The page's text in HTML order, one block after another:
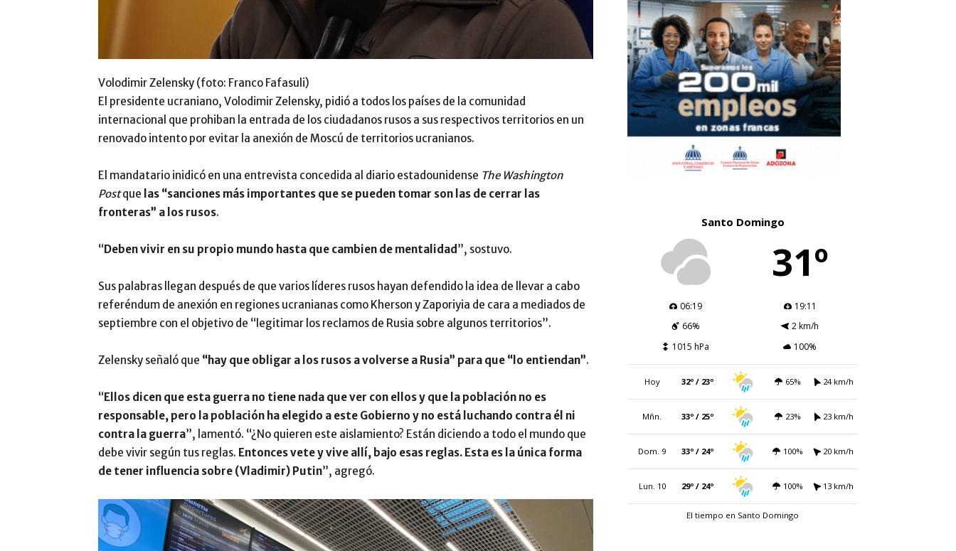
Volodimir Zelensky (foto: Franco Fafasuli)
El presidente ucraniano, Volodimir Zelensky, pidió a todos los países de la comunidad
internacional que prohiban la entrada de los ciudadanos rusos a sus respectivos territorios en un
renovado intento por evitar la anexión de Moscú de territorios ucranianos.
El mandatario inidicó en una entrevista concedida al diario estadounidense The Washington
Postque las “sanciones más importantes que se pueden tomar son las de cerrar las
fronteras” a los rusos.
“Deben vivir en su propio mundo hasta que cambien de mentalidad ”, sostuvo.
Sus palabras llegan después de que varios líderes rusos hayan defendido la idea de llevar a cabo
referéndum de anexión en regiones ucranianas como Kherson y Zaporiyia de cara a mediados de
septiembre con el objetivo de “legitimar los reclamos de Rusia sobre algunos territorios”.
Zelensky señaló que “hay que obligar a los rusos a volverse a Rusia” para que “lo entiendan”.
“Ellos dicen que esta guerra no tiene nada que ver con ellos y que la población no es
responsable, pero la población ha elegido a este Gobierno y no está luchando contra él ni
contra la guerra”, lamentó. “¿No quieren este aislamiento? Están diciendo a todo el mundo que
debe vivir según tus reglas. Entonces vete y vive allí, bajo esas reglas. Esta es la única forma
de tener influencia sobre (Vladimir) Putin”, agregó.
Santo Domingo
31º
06:19
19:11
66%
2 km/h
1015 hPa
100%
Hoy 32º / 23º 65% 24 km/h
Mñn. 33º / 25º 23% 23 km/h
Dom. 9 33º / 24º 100% 20 km/h
Lun. 10 29º / 24º 100% 13 km/h
El tiempo en Santo Domingo